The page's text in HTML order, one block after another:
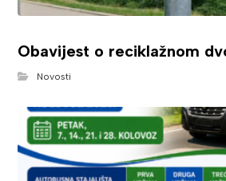
Obavijest o reciklažnom
Novosti